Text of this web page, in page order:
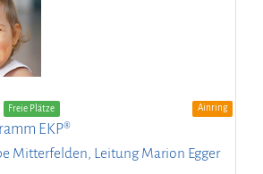
Freie Plätze Ainring
EKP®
Mitterfelden, Leitung Marion Egger